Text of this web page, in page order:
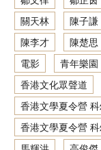
關天林
陳子謙
陳李才
陳楚思
電影
青年樂園
香港文化眾聲道
香港文學夏令營
香港文學夏令營